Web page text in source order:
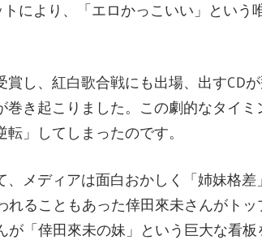
トにより、「エロかっこいい」とい
賞し、紅白歌合戦にも出場、出すCD
巻き起こりました。この劇的なタイ
」してしまったのです。
、メディアは面白おかしく「姉妹格
れることもあった倖田來未さんがト
が「倖田來未の妹」という巨大な看